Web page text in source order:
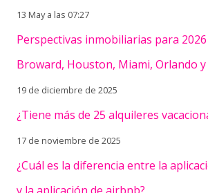
13 May a las 07:27
Perspectivas inmobiliarias para
Broward, Houston, Miami, Orlando
19 de diciembre de 2025
¿Tiene más de 25 alquileres
17 de noviembre de 2025
¿Cuál es la diferencia entre la